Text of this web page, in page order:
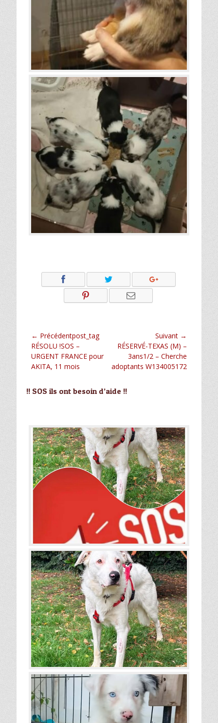
Navigation
de
l’article
← Précédentpost_tag
Article
précédent :
RÉSOLU !SOS –
URGENT FRANCE pour
AKITA, 11 mois
Suivant →
Article
suivant :
RÉSERVÉ-TEXAS (M) –
3ans1/2 – Cherche
adoptants W134005172
!! SOS ils ont besoin d’aide !!